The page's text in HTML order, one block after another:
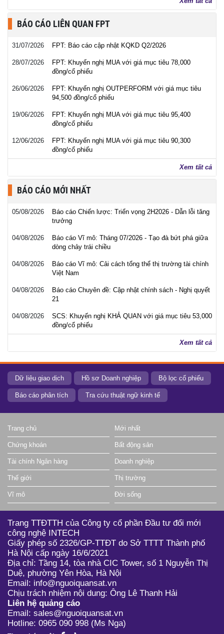
BÁO CÁO LIÊN QUAN FPT
31/07/2026 FPT: Báo cáo cập nhật KQKD Q2/2026
28/07/2026
FPT: Khuyến nghị MUA với giá mục tiêu 78,000
đồng/cổ phiếu
26/06/2026
FPT: Khuyến nghị OUTPERFORM với giá mục tiêu
94,500 đồng/cổ phiếu
19/06/2026
FPT: Khuyến nghị MUA với giá mục tiêu 95,400
đồng/cổ phiếu
12/06/2026
FPT: Khuyến nghị MUA với giá mục tiêu 90,300
đồng/cổ phiếu
Xem tất cả
BÁO CÁO MỚI NHẤT
05/08/2026
Báo cáo Chiến lược: Triển vọng 2H2026 - Dẫn lỗi tăng
trưởng
04/08/2026
Báo cáo Vĩ mô: Tháng 07/2026 - Tạo đà bứt phá giữa
dòng chảy trái chiều
04/08/2026
Báo cáo Vĩ mô: Cải cách tổng thể thị trường tài chính
Việt Nam
04/08/2026
Báo cáo Chuyên đề: Cập nhật chính sách - Nghị quyết
21
04/08/2026
SCS: Khuyến nghị KHẢ QUAN với giá mục tiêu 53,000
đồng/cổ phiếu
Xem tất cả
Dữ liệu giao dịch Hồ sơ Doanh nghiệp Bộ lọc cổ phiếu
Báo cáo phân tích Tra cứu thuật ngữ kinh tế
Trang chủ Mới nhất
Chứng khoán Bất động sản
Tài chính Ngân hàng Doanh nghiệp
Thế giới Thị trường
Vĩ mô Đời sống
Trang TTĐTTH của Công ty cổ phần Đầu tư đổi mới
công nghệ INTECH
Giấy phép số 2326/GP-TTĐT do Sở TTTT Thành phố
Hà Nội cấp ngày 16/6/2021
Địa chỉ: Tầng 14, tòa nhà CIC Tower, số 1 Nguyễn Thị
Duệ, phường Yên Hòa, Hà Nội
Email: info@nguoiquansat.vn
Chịu trách nhiệm nội dung: Ông Lê Thanh Hải
Liên hệ quảng cáo
Email: sales@nguoiquansat.vn
Hotline: 0965 090 998 (Ms Nga)